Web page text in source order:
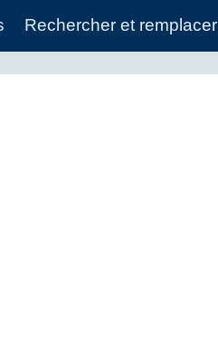
Rechercher et remplacer